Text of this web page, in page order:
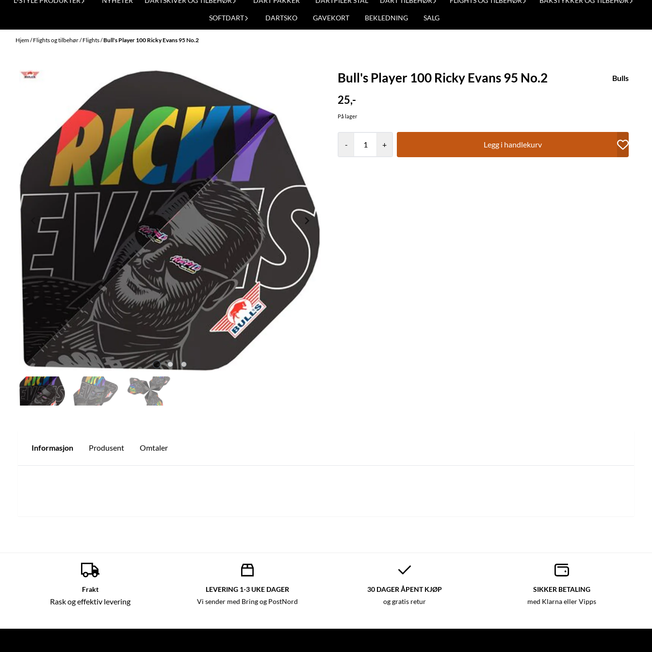
SOFTDART DARTSKO GAVEKORT BEKLEDNING SALG
Hjem/Flights og tilbehør/Flights/Bull's Player 100 Ricky Evans 95 No.2
Bull's Player 100 Ricky Evans 95 No.2 Bulls
25,-
På lager
- + Legg i handlekurv
Informasjon Produsent Omtaler
Frakt
Rask og effektiv levering
LEVERING 1-3 UKE DAGER
Vi sender med Bring og PostNord
30 DAGER ÅPENT KJØP
og gratis retur
SIKKER BETALING
med Klarna eller Vipps